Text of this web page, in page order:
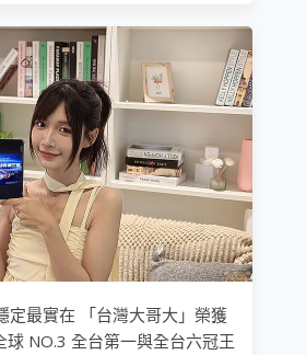
定最實在 「台灣大哥大」榮獲
球 NO.3 全台第一與全台六冠王